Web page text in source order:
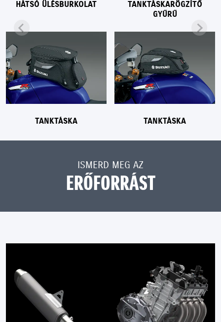
HÁTSÓ ÜLÉSBURKOLAT
TANKTÁSKARÖGZÍTŐ
GYŰRŰ
TANKTÁSKA TANKTÁSKA
ISMERD MEG AZ
ERŐFORRÁST